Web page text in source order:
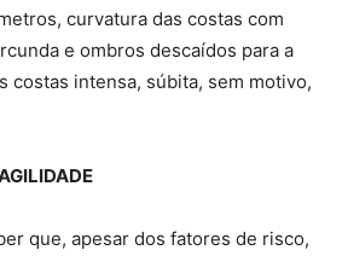
curvatura das costas com
e ombros descaídos para a
costas intensa, súbita, sem motivo,
que, apesar dos fatores de risco,